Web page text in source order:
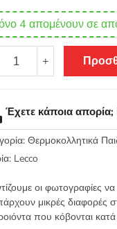
4 απομένουν σε
Θερμοκολλητικό
σιδερότυπο
+
Έχετε κάποια απορία;
Θερμοκολλητικά
Lecco
οι φωτογραφίες
μικρές
που κόβονται